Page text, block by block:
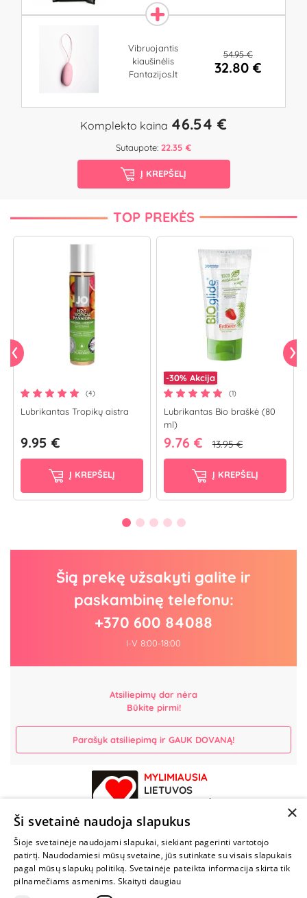
Vibruojantis
kiaušinėlis
Fantazijos.lt
54.95 €
32.80 €
Komplekto kaina 46.54 €
Sutaupote: 22.35 €
Į KREPŠELĮ
TOP PREKĖS
(4)
Lubrikantas Tropikų aistra
9.95 €
Į KREPŠELĮ
-30% Akcija
(1)
Lubrikantas Bio braškė (80
ml)
9.76 € 13.95 €
Į KREPŠELĮ
Šią prekę užsakyti galite ir
paskambinę telefonu:
+370 600 84088
I-V 8:00-18:00
Atsiliepimų dar nėra
Būkite pirmi!
Parašyk atsiliepimą ir GAUK DOVANĄ!
MYLIMIAUSIA
LIETUVOS
PARDUOTUVĖ
NENUSTOK
ŽAISTI
×
Ši svetainė naudoja slapukus
Šioje svetainėje naudojami slapukai, siekiant pagerinti vartotojo
patirtį. Naudodamiesi mūsų svetaine, jūs sutinkate su visais slapukais
pagal mūsų slapukų politiką. Svetainėje pateikta informacija skirta tik
pilnamečiams asmenims. Skaityti daugiau